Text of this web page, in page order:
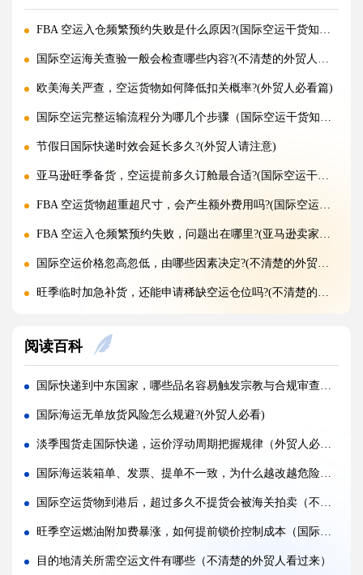
FBA 空运入仓频繁预约失败是什么原因?(国际空运干货知识分享)
国际空运海关查验一般会检查哪些内容?(不清楚的外贸人看过来)
欧美海关严查，空运货物如何降低扣关概率?(外贸人必看篇)
国际空运完整运输流程分为哪几个步骤（国际空运干货知识分享）
节假日国际快递时效会延长多久?(外贸人请注意)
亚马逊旺季备货，空运提前多久订舱最合适?(国际空运干货知识分享)
FBA 空运货物超重超尺寸，会产生额外费用吗?(国际空运干货知识分享)
FBA 空运入仓频繁预约失败，问题出在哪里?(亚马逊卖家请注意)
国际空运价格忽高忽低，由哪些因素决定?(不清楚的外贸人看过来)
旺季临时加急补货，还能申请稀缺空运仓位吗?(不清楚的外贸人看过来)
实木托盘无 IPPC 标识，空运落地除销毁外有哪些整改方式(国际空运干货知识分享)
空运到仓长期不上架，如何区分物流延误与亚马逊仓内拥堵?(国际空运干货知识分享)
美仓热门地址，空派派送经常拒收该怎么处理（不清楚的跨境卖家看过来）
海关认定货值偏高征税，有合规申诉减免税费的办法吗（国际快递干货知识分享）
国际快递包装做错直接破损（跨境发货包装指南）
国际快递虚报货值有什么后果（海关处罚细则科普）
旺季国际空运仓位紧张，如何提前锁定舱位与运价（不清楚的外贸人看过来）
空运主单MAWB与分单HAWB有什么区别，清关受影响吗（国际空运干货知识分享）
阅读百科
国际快递到中东国家，哪些品名容易触发宗教与合规审查（跨境电商卖家请注意）
国际海运无单放货风险怎么规避?(外贸人必看)
淡季囤货走国际快递，运价浮动周期把握规律（外贸人必看篇）
国际海运装箱单、发票、提单不一致，为什么越改越危险？（不清楚的跨境电商卖家看过来）
国际空运货物到港后，超过多久不提货会被海关拍卖（不同国家规则有何不同）
旺季空运燃油附加费暴涨，如何提前锁价控制成本（国际空运干货知识分享）
目的地清关所需空运文件有哪些（不清楚的外贸人看过来）